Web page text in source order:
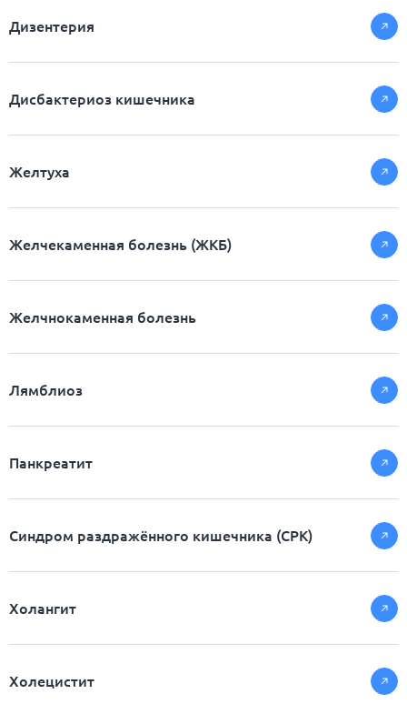
Дизентерия
Дисбактериоз кишечника
Желтуха
Желчекаменная болезнь (ЖКБ)
Желчнокаменная болезнь
Лямблиоз
Панкреатит
Синдром раздражённого кишечника (СРК)
Холангит
Холецистит